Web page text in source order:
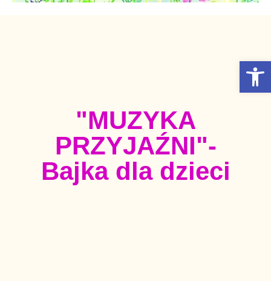
Otwórz Pasek narzędzi
"MUZYKA
PRZYJAŹNI"-
Bajka dla dzieci